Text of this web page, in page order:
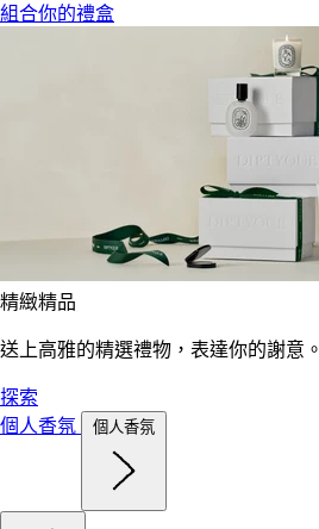
組合你的禮盒
精緻精品
送上高雅的精選禮物，表達你的謝意。
探索
個人香氛
個人香氛